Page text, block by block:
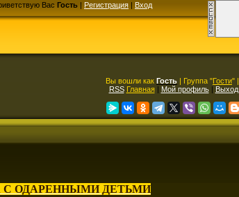
Вас Гость | Регистрация | Вход
Вы вошли как Гость | Группа "Гости" |
RSS Главная| Мой профиль| Выход
С ОДАРЕННЫМИ ДЕТЬМИ